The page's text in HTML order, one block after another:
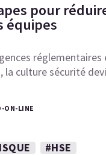
pour
équipes
réglementaires
la culture sécurité
ON-LINE
#HSE